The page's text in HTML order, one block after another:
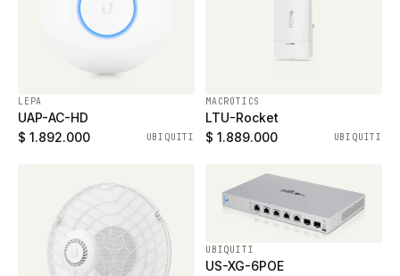
LEPA
UAP-AC-HD
$ 1.892.000
UBIQUITI
MACROTICS
LTU-Rocket
$ 1.889.000
UBIQUITI
UBIQUITI
US-XG-6POE